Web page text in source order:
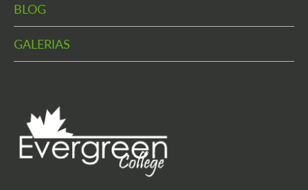
BLOG
GALERIAS